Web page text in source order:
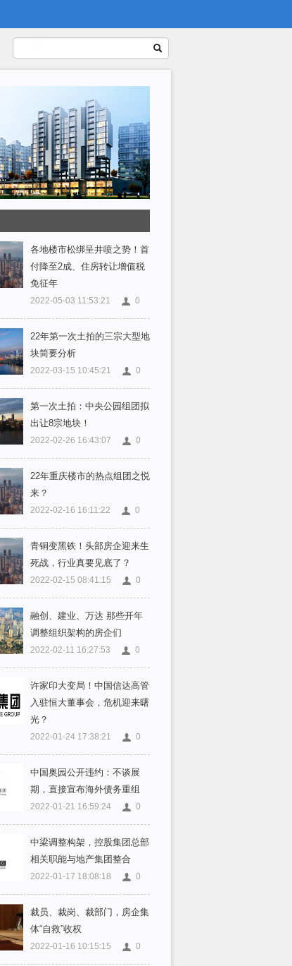
各地楼市松绑呈井喷之势！首
付降至2成、住房转让增值税
免征年
2022-05-03 11:53:21 0
22年第一次土拍的三宗大型地
块简要分析
2022-03-15 10:45:21 0
第一次土拍：中央公园组团拟
出让8宗地块！
2022-02-26 16:43:07 0
22年重庆楼市的热点组团之悦
来？
2022-02-16 16:11:22 0
青铜变黑铁！头部房企迎来生
死战，行业真要见底了？
2022-02-15 08:41:15 0
融创、建业、万达 那些开年
调整组织架构的房企们
2022-02-11 16:27:53 0
许家印大变局！中国信达高管
入驻恒大董事会，危机迎来曙
光？
2022-01-24 17:38:21 0
中国奥园公开违约：不谈展
期，直接宣布海外债务重组
2022-01-21 16:59:24 0
中梁调整构架，控股集团总部
相关职能与地产集团整合
2022-01-17 18:08:18 0
裁员、裁岗、裁部门，房企集
体“自救”收权
2022-01-16 10:15:15 0